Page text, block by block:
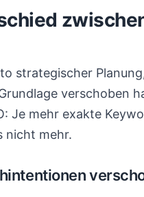
strategischer
verschoben
Je mehr exakte
nicht mehr.